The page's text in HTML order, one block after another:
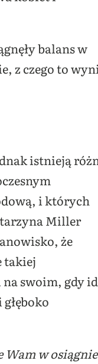
balans w
z czego to
istnieją
i których
Miller
że
takiej
swoim, gdy
Wam w